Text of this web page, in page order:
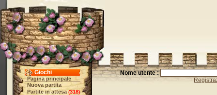
Giochi
Pagina principale
Nuova partita
Partite in attesa (318)
Nome utente :